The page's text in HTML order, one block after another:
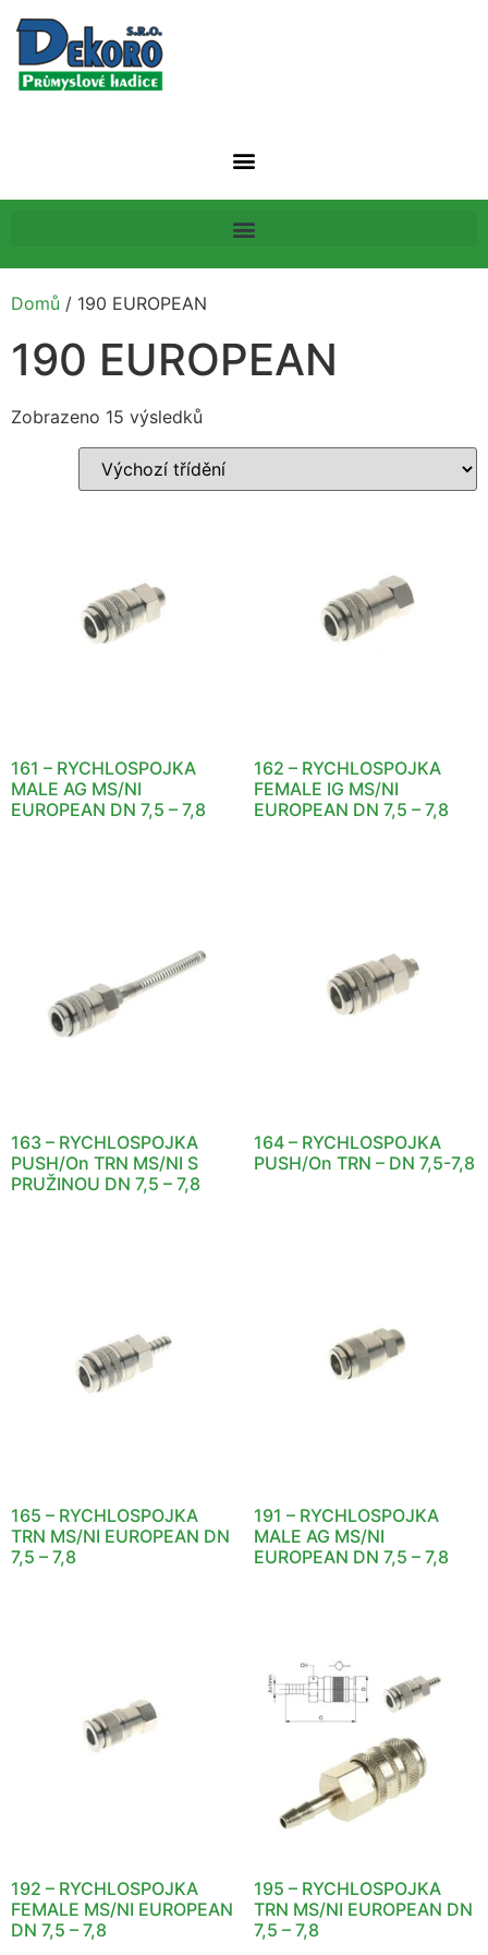
Domů / 190 EUROPEAN
190 EUROPEAN
Zobrazeno 15 výsledků
161 – RYCHLOSPOJKA
MALE AG MS/NI
EUROPEAN DN 7,5 – 7,8
162 – RYCHLOSPOJKA
FEMALE IG MS/NI
EUROPEAN DN 7,5 – 7,8
163 – RYCHLOSPOJKA
PUSH/On TRN MS/NI S
PRUŽINOU DN 7,5 – 7,8
164 – RYCHLOSPOJKA
PUSH/On TRN – DN 7,5-7,8
165 – RYCHLOSPOJKA
TRN MS/NI EUROPEAN DN
7,5 – 7,8
191 – RYCHLOSPOJKA
MALE AG MS/NI
EUROPEAN DN 7,5 – 7,8
192 – RYCHLOSPOJKA
FEMALE MS/NI EUROPEAN
DN 7,5 – 7,8
195 – RYCHLOSPOJKA
TRN MS/NI EUROPEAN DN
7,5 – 7,8